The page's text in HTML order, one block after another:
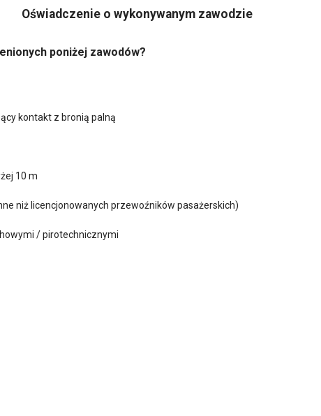
Oświadczenie o wykonywanym zawodzie
poniżej zawodów?
kontakt z bronią palną
10 m
niż licencjonowanych przewoźników pasażerskich)
/ pirotechnicznymi